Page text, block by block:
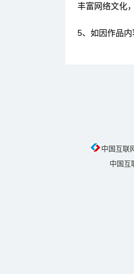
丰富网络文化
5、如因作品
中国互联
中国互